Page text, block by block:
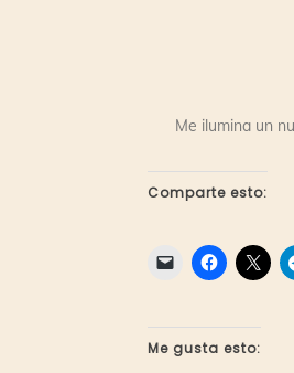
Me ilumina un
Comparte esto:
Me gusta esto: